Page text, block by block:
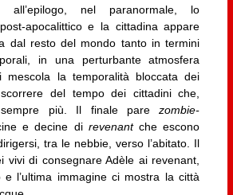
all’epilogo, nel paranormale, lo
apocalittico e la cittadina appare
dal resto del mondo tanto in termini
in una perturbante atmosfera
mescola la temporalità bloccata dei
del tempo dei cittadini che,
sempre più. Il finale parezombie-
e decine di revenantche escono
tra le nebbie, verso l’abitato. Il
vivi di consegnare Adèle ai revenant,
e l’ultima immagine ci mostra la città